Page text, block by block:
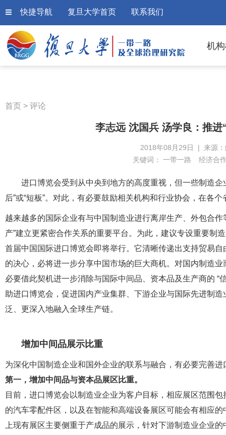
快捷导航 复旦大学首页 联系我们
机
首页 > 评论
李志远 沈国兵 汤学良：推进
2018年08月29日 | 来源
关键词： 一带一路 经济合
进口博览会受到从中央到地方的高度重视，但一些制造
后”或“短板”。对此，有必要鼓励相关机构和行业协会，在各
越来越多的国际企业有与中国制造业进行离岸生产、外包合
产”建立更紧密合作关系的重要平台。为此，建议专设重要制
首届中国国际进口博览会即将举行。它清晰传递出支持贸易
的决心，必将进一步分享中国市场的巨大商机。对国内制造
必要借此契机进一步消除与国际中间品、资本品及生产商的
助进口博览会，促进国内产业集群、下游企业与国际先进制
泛、更深入地融入全球生产链。
增加中间品展示比重
为深化中国制造企业和国外企业的联系与融合，有必要完善
第一，增加中间品与资本品展区比重。
目前，进口博览会以制造业企业为客户目标，相应展区范围
的汽车零配件区，以及在智能和高端设备展区可能会有相应
上现有展区主要侧重于产成品的展示，针对下游制造业企业